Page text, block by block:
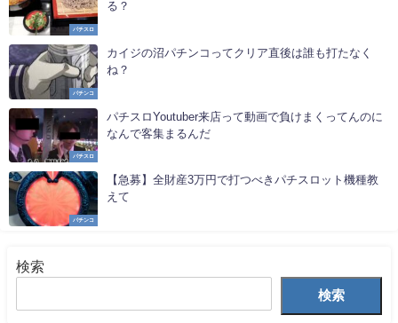
パチスロ
る？
パチンコ
カイジの沼パチンコってクリア直後は誰も打たなく
ね？
パチスロ
パチスロYoutuber来店って動画で負けまくってんのに
なんで客集まるんだ
パチンコ
【急募】全財産3万円で打つべきパチスロット機種教
えて
検索
検索